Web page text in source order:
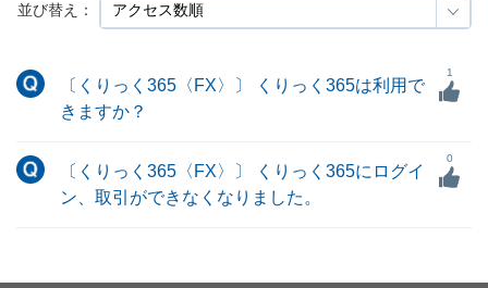
並び替え：
〔くりっく365〈FX〉〕 くりっく365は利用で
きますか？
1
〔くりっく365〈FX〉〕 くりっく365にログイ
ン、取引ができなくなりました。
0